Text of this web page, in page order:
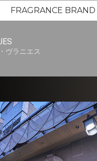
FRAGRANCE BRAND
ヴラニエス